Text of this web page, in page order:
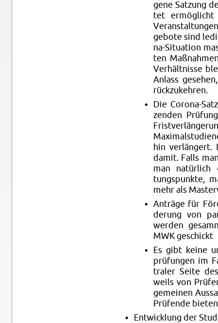
ge­ne Sat­zung
tet er­mög­licht
ge­bo­te sind
na-Si­tua­ti­on
ten
Ver­hält­nis­se
An­lass
rück­zu­keh­ren.
Die Co­ro­na-
zen­den
hin ver­län­gert.
damit. Falls
man na­tür­lich
tungs­punk­te,
mehr als
An­trä­ge für
de­rung von
wer­den
MWK ge­schickt
Es gibt keine
prü­fun­gen im
tra­ler Seite
weils von
ge­mei­nen
Prü­fen­de
Ent­wick­lung der